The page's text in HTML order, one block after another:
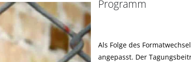
Programm
Als Folge des
angepasst. Der